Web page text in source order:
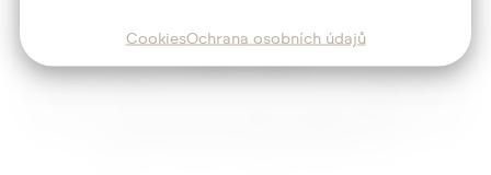
CookiesOchrana osobních údajů